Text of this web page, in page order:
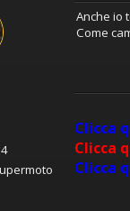
Anche io
Come
Clicca
Clicca
Clicca